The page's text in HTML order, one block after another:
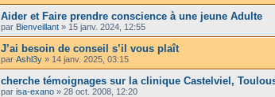
Aider et Faire prendre conscience à une jeune Adulte
par Bienveillant » 15 janv. 2024, 12:55
J’ai besoin de conseil s’il vous plaît
par Ashl3y » 14 janv. 2025, 03:15
cherche témoignages sur la clinique Castelviel,
par isa-exano » 28 oct. 2008, 12:20